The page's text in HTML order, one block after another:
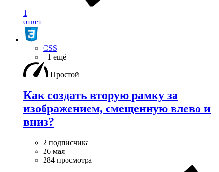
1
ответ
CSS
+1 ещё
Простой
Как создать вторую рамку за
изображением, смещенную влево и
вниз?
2 подписчика
26 мая
284 просмотра